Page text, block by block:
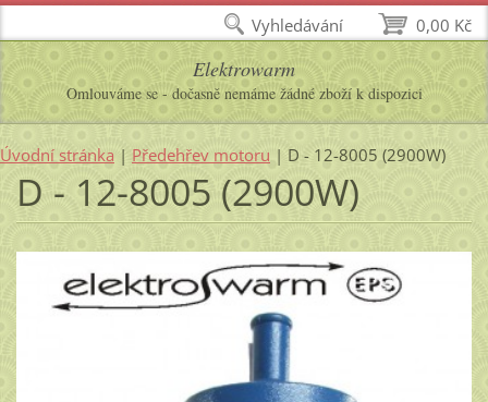
Elektrowarm
Omlouváme se - dočasně nemáme žádné zboží k dispozici
Úvodní stránka | Předehřev motoru |D - 12-8005 (2900W)
D - 12-8005 (2900W)
0,00 Kč
Vyhledávání